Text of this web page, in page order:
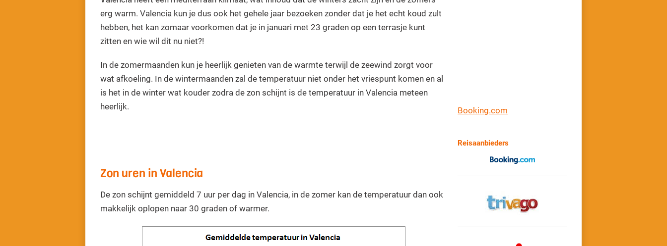
erg warm. Valencia kun je dus ook het gehele jaar bezoeken zonder dat je het echt koud zult
hebben, het kan zomaar voorkomen dat je in januari met 23 graden op een terrasje kunt
zitten en wie wil dit nu niet?!
In de zomermaanden kun je heerlijk genieten van de warmte terwijl de zeewind zorgt voor
wat afkoeling. In de wintermaanden zal de temperatuur niet onder het vriespunt komen en al
is het in de winter wat kouder zodra de zon schijnt is de temperatuur in Valencia meteen
heerlijk.
Zon uren in Valencia
De zon schijnt gemiddeld 7 uur per dag in Valencia, in de zomer kan de temperatuur dan ook
makkelijk oplopen naar 30 graden of warmer.
Booking.com
Reisaanbieders